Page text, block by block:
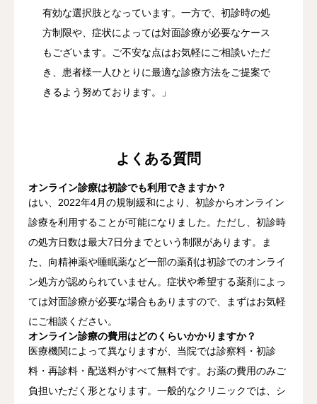
有効な選択肢となっています。一方で、初診時の処
方制限や、症状によっては対面診療が必要なケース
もございます。ご不安な点はお気軽にご相談いただ
き、患者様一人ひとりに最適な診療方法をご提案で
きるよう努めております。」
よくある質問
オンライン診療は初診でも利用できますか？
はい、2022年4月の規制緩和により、初診からオンライン
診療を利用することが可能になりました。ただし、初診時
の処方日数は最大7日分までという制限があります。ま
た、向精神薬や睡眠薬など一部の薬剤は初診でのオンライ
ン処方が認められていません。症状や希望する薬剤によっ
ては対面診療が必要な場合もありますので、まずはお気軽
にご相談ください。
オンライン診療の費用はどのくらいかかりますか？
医療機関によって異なりますが、当院では診察料・初診
料・再診料・配送料がすべて無料です。お薬の費用のみご
負担いただく形となります。一般的なクリニックでは、シ